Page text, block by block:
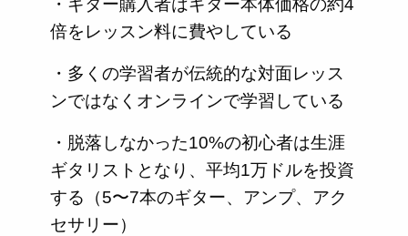
・ギター購入者はギター本体価格の約4
倍をレッスン料に費やしている
・多くの学習者が伝統的な対面レッス
ンではなくオンラインで学習している
・脱落しなかった10%の初心者は生涯
ギタリストとなり、平均1万ドルを投資
する（5〜7本のギター、アンプ、アク
セサリー）